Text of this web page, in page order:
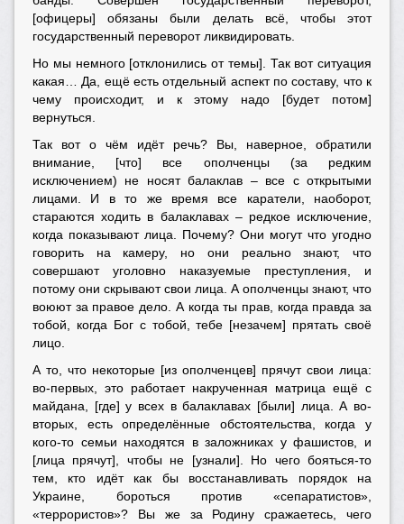
[офицеры] обязаны были делать всё, чтобы этот
государственный переворот ликвидировать.
Но мы немного [отклонились от темы]. Так вот ситуация
какая… Да, ещё есть отдельный аспект по составу, что к
чему происходит, и к этому надо [будет потом]
вернуться.
Так вот о чём идёт речь? Вы, наверное, обратили
внимание, [что] все ополченцы (за редким
исключением) не носят балаклав – все с открытыми
лицами. И в то же время все каратели, наоборот,
стараются ходить в балаклавах – редкое исключение,
когда показывают лица. Почему? Они могут что угодно
говорить на камеру, но они реально знают, что
совершают уголовно наказуемые преступления, и
потому они скрывают свои лица. А ополченцы знают, что
воюют за правое дело. А когда ты прав, когда правда за
тобой, когда Бог с тобой, тебе [незачем] прятать своё
лицо.
А то, что некоторые [из ополченцев] прячут свои лица:
во-первых, это работает накрученная матрица ещё с
майдана, [где] у всех в балаклавах [были] лица. А во-
вторых, есть определённые обстоятельства, когда у
кого-то семьи находятся в заложниках у фашистов, и
[лица прячут], чтобы не [узнали]. Но чего бояться-то
тем, кто идёт как бы восстанавливать порядок на
Украине, бороться против «сепаратистов»,
«террористов»? Вы же за Родину сражаетесь, чего